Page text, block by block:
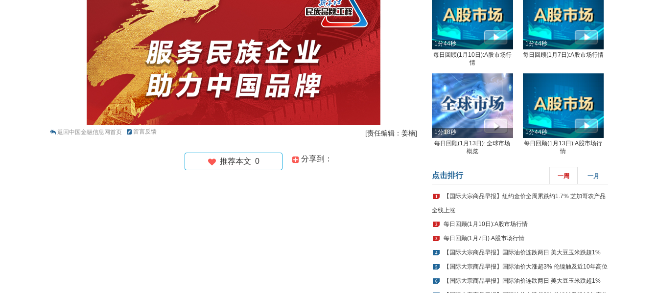
返回中国金融信息网首页 留言反馈 [责任编辑：姜楠]
分享到：
推荐本文 0
1分44秒
每日回顾(1月10日):A股市场行
情
1分44秒
每日回顾(1月7日):A股市场行情
1分18秒
每日回顾(1月13日): 全球市场
概览
1分44秒
每日回顾(1月13日):A股市场行
情
点击排行 一周 一月
1 【国际大宗商品早报】纽约金价全周累跌约1.7% 芝加哥农产品
全线上涨
2 每日回顾(1月10日):A股市场行情
3 每日回顾(1月7日):A股市场行情
4 【国际大宗商品早报】国际油价连跌两日 美大豆玉米跌超1%
5 【国际大宗商品早报】国际油价大涨超3% 伦镍触及近10年高位
6 【国际大宗商品早报】国际油价连跌两日 美大豆玉米跌超1%